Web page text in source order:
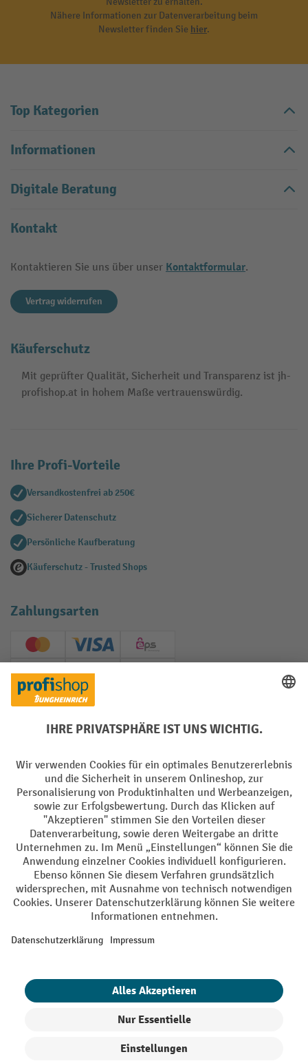
Nähere Informationen zur Datenverarbeitung beim
Newsletter finden Sie hier.
Top Kategorien
Informationen
Digitale Beratung
Kontakt
Kontaktieren Sie uns über unser Kontaktformular.
Vertrag widerrufen
Käuferschutz
Mit geprüfter Qualität, Sicherheit und Transparenz ist jh-
profishop.at in hohem Maße vertrauenswürdig.
Ihre Profi-Vorteile
Versandkostenfrei ab 250€
Sicherer Datenschutz
Persönliche Kaufberatung
Käuferschutz - Trusted Shops
Zahlungsarten
Creditcard (Master)Creditcard (Visa)
EPS
PayPal
Soziale Netzwerke
Impressum Datenschutz
Barrierefreiheit Privacy Settings
Alle Preise exkl. gesetzl. Mehrwertsteuer zzgl.Versandkostenund ggf.
Nachnahmegebühren, wenn nicht anders angegeben.
¹ Der Rabatt gilt so lange der Vorrat reicht. Der Rabatt gilt nicht auf
oder Gutscheinen ist nicht möglich. | ² Der Rabatt wird einmalig bei
eingelöst werden. Die Höhe des Rabatts variiert je nach
Produktkategorie und beträgt bis zu 10 % (10 % auf Lager, Umwelt,
Heben | 7% auf Büro). Ausgenommen sind Elektro-Hubwagen,
Ausschluss von Werkzeug. Gilt nicht auf Sonderpreise. Kombination